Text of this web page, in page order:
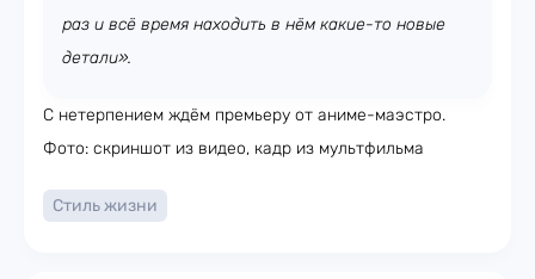
раз и всё время находить в нём какие-то новые
детали».
С нетерпением ждём премьеру от аниме-маэстро.
Фото: скриншот из видео, кадр из мультфильма
Стиль жизни